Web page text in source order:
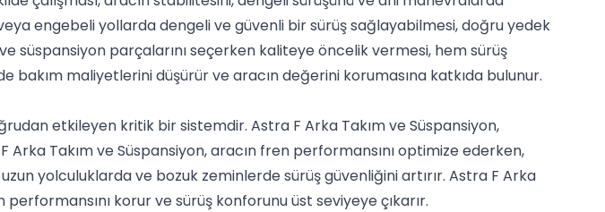
engebeli yollarda dengeli ve güvenli bir sürüş sağlayabilmesi, doğru yedek
süspansiyon parçalarını seçerken kaliteye öncelik vermesi, hem sürüş
bakım maliyetlerini düşürür ve aracın değerini korumasına katkıda bulunur.
etkileyen kritik bir sistemdir. Astra F Arka Takım ve Süspansiyon,
Takım ve Süspansiyon, aracın fren performansını optimize ederken,
yolculuklarda ve bozuk zeminlerde sürüş güvenliğini artırır. Astra F Arka
korur ve sürüş konforunu üst seviyeye çıkarır.